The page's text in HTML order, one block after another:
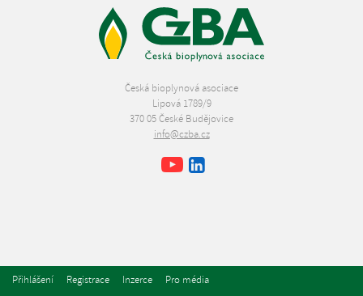
Česká bioplynová asociace
Lipová 1789/9
370 05 České Budějovice
info@czba.cz
Facebook
Youtube
Přihlášení Registrace Inzerce
Pro média